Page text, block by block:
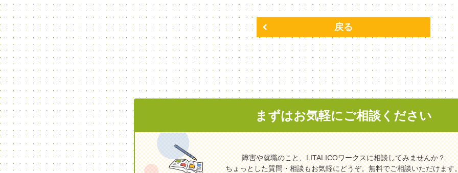
戻る
まずはお気軽にご相談ください
障害や就職のこと、LITALICOワークスに相談してみませんか？
ちょっとした質問・相談もお気軽にどうぞ。無料でご相談いただけます